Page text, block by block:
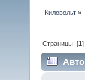
Киловольт »
Страницы: [1